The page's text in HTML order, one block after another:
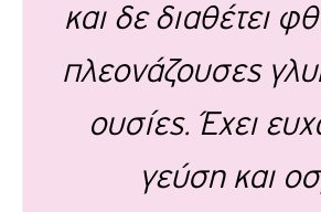
και δε διαθέτει
πλεονάζουσες
ουσίες. Έχει
γεύση και